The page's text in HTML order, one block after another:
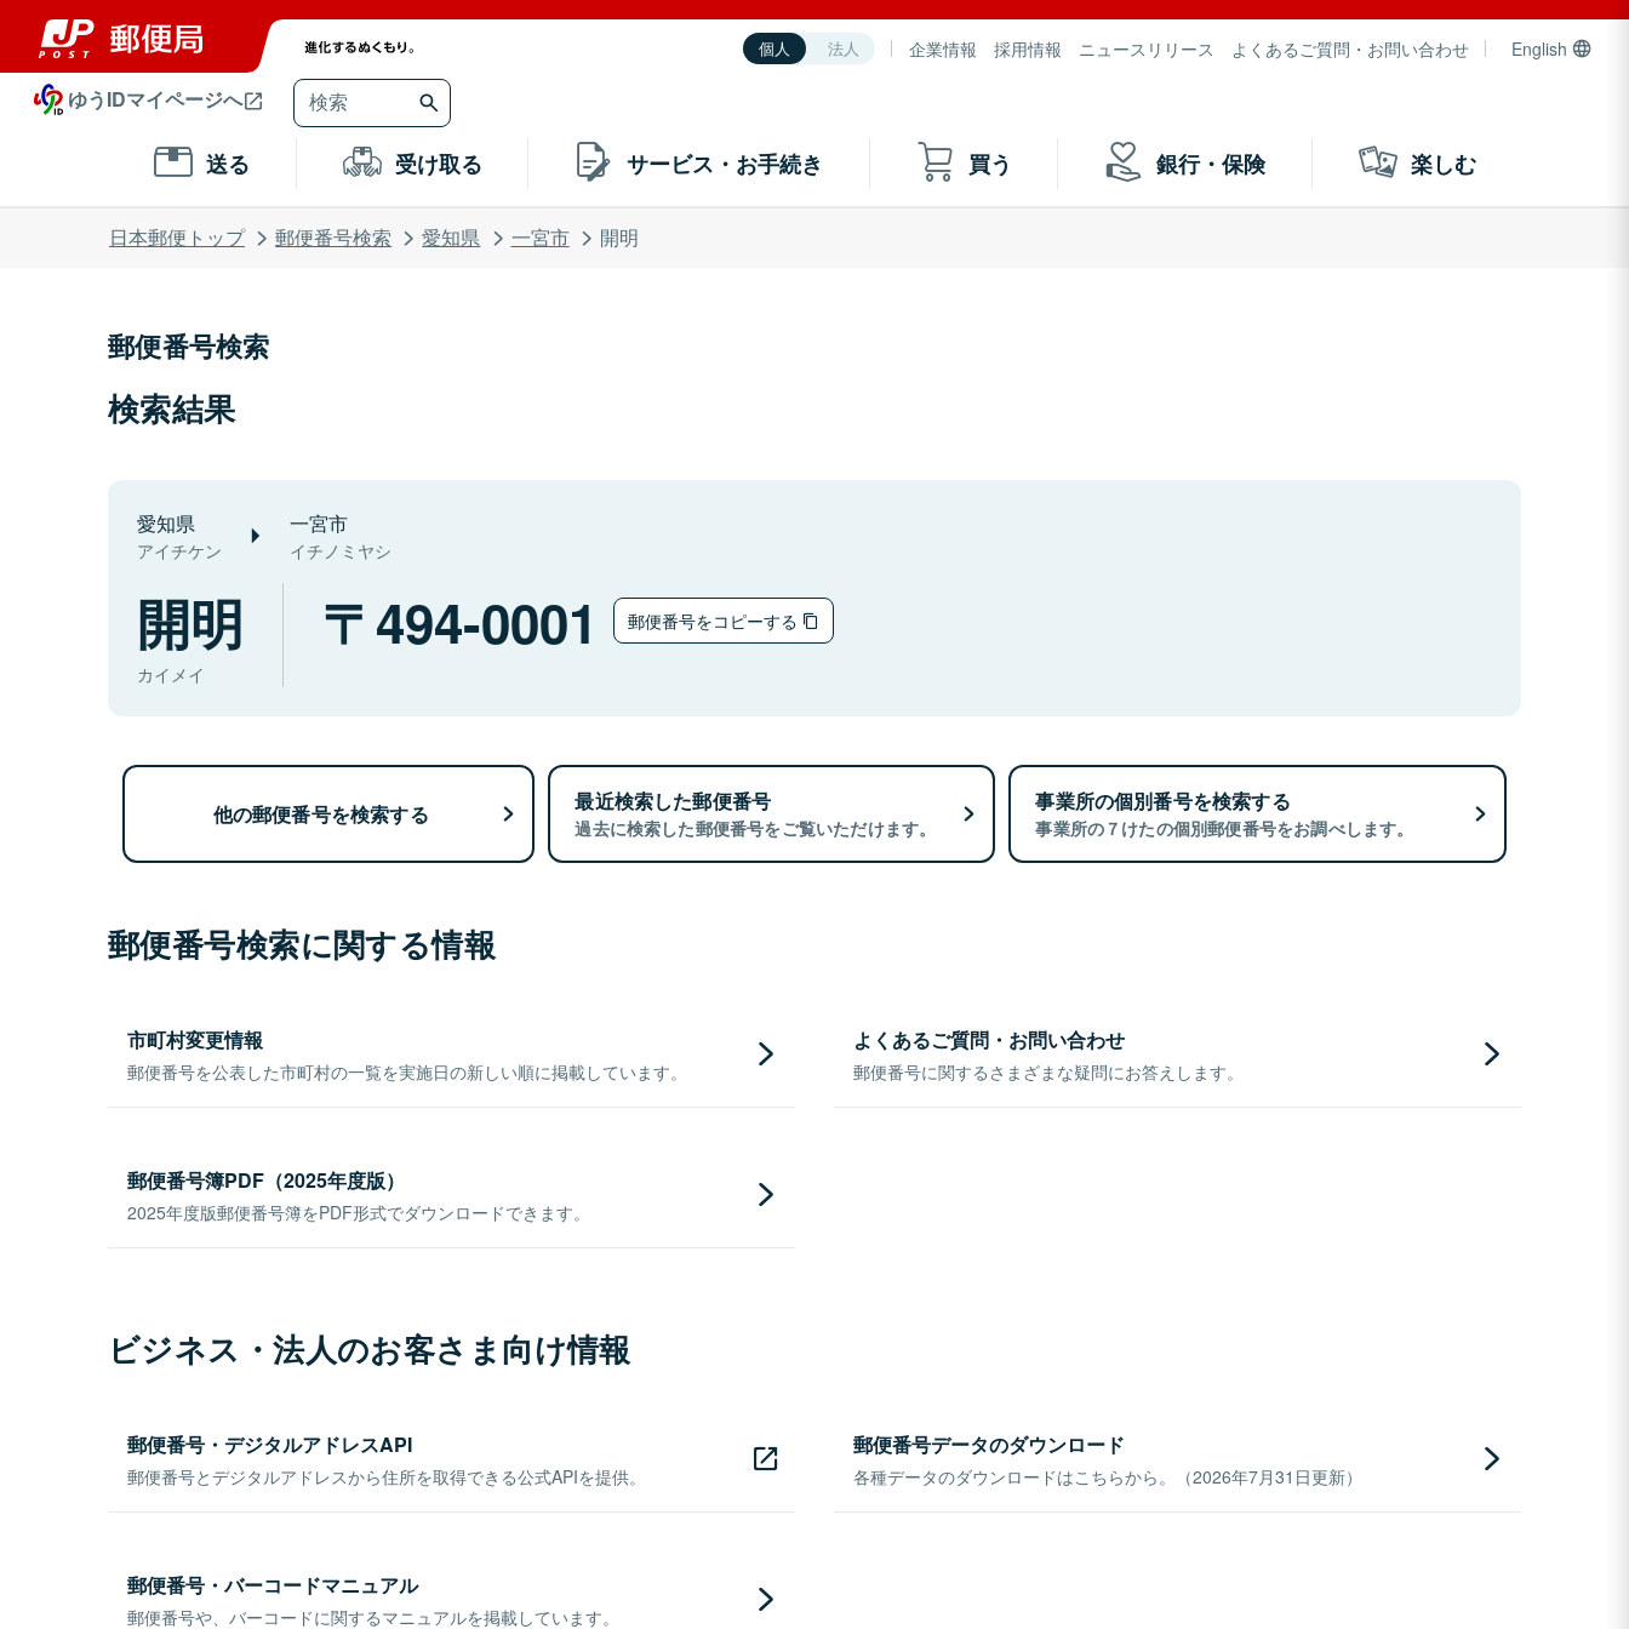
個人 法人 企業情報 採用情報 ニュースリリース よくあるご質問・お問い合わせ English
ゆうIDマイページへ
送る 受け取る サービス・お手続き 買う 銀行・保険 楽しむ
日本郵便トップ 郵便番号検索 愛知県 一宮市 開明
郵便番号検索
検索結果
愛知県
アイチケン
一宮市
イチノミヤシ
開明
カイメイ
494-0001 郵便番号をコピーする
他の郵便番号を検索する 最近検索した郵便番号
過去に検索した郵便番号をご覧いただけます。
事業所の個別番号を検索する
事業所の７けたの個別郵便番号をお調べします。
郵便番号検索に関する情報
市町村変更情報
郵便番号を公表した市町村の一覧を実施日の新しい順に掲載しています。
よくあるご質問・お問い合わせ
郵便番号に関するさまざまな疑問にお答えします。
郵便番号簿PDF（2025年度版）
2025年度版郵便番号簿をPDF形式でダウンロードできます。
ビジネス・法人のお客さま向け情報
郵便番号・デジタルアドレスAPI
郵便番号とデジタルアドレスから住所を取得できる公式APIを提供。
郵便番号データのダウンロード
各種データのダウンロードはこちらから。（2026年7月31日更新）
郵便番号・バーコードマニュアル
郵便番号や、バーコードに関するマニュアルを掲載しています。